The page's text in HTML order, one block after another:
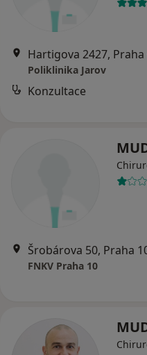
Hartigova 2427, Praha
Poliklinika Jarov
Konzultace
Šrobárova 50, Praha
FNKV Praha 10